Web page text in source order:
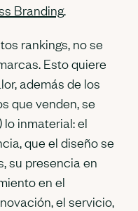
Branding.
rankings, no se
Esto quiere
además de los
que venden, se
inmaterial: el
que el diseño se
su presencia en
en el
el servicio,